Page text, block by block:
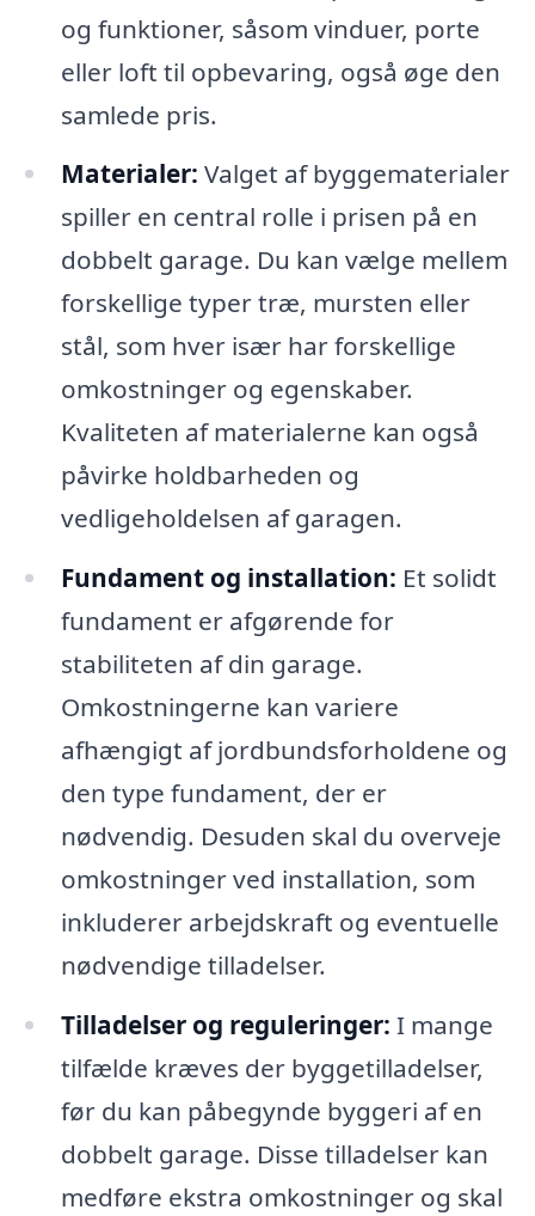
og funktioner, såsom vinduer, porte
eller loft til opbevaring, også øge den
samlede pris.
Materialer: Valget af byggematerialer
spiller en central rolle i prisen på en
dobbelt garage. Du kan vælge mellem
forskellige typer træ, mursten eller
stål, som hver især har forskellige
omkostninger og egenskaber.
Kvaliteten af materialerne kan også
påvirke holdbarheden og
vedligeholdelsen af garagen.
Fundament og installation: Et solidt
fundament er afgørende for
stabiliteten af din garage.
Omkostningerne kan variere
afhængigt af jordbundsforholdene og
den type fundament, der er
nødvendig. Desuden skal du overveje
omkostninger ved installation, som
inkluderer arbejdskraft og eventuelle
nødvendige tilladelser.
Tilladelser og reguleringer: I mange
tilfælde kræves der byggetilladelser,
før du kan påbegynde byggeri af en
dobbelt garage. Disse tilladelser kan
medføre ekstra omkostninger og skal